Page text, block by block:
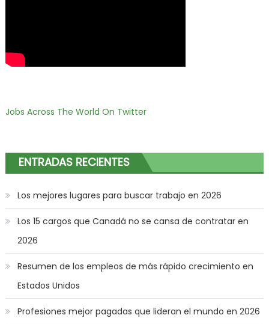
Jobs Across The World On Twitter
ENTRADAS RECIENTES
Los mejores lugares para buscar trabajo en 2026
Los 15 cargos que Canadá no se cansa de contratar en
2026
Resumen de los empleos de más rápido crecimiento en
Estados Unidos
Profesiones mejor pagadas que lideran el mundo en 2026